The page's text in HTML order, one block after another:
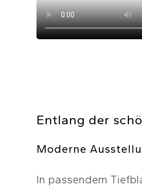
Entlang der
Moderne
In passendem